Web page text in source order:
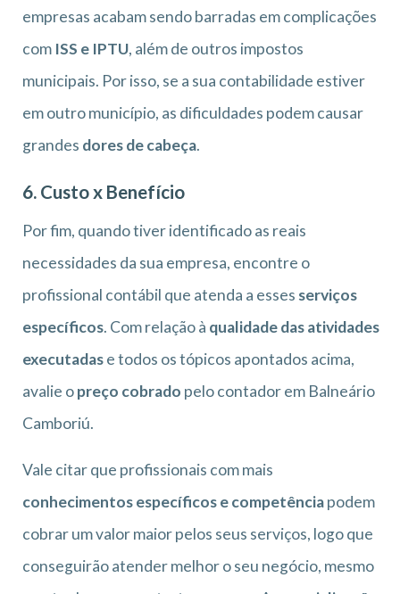
empresas acabam sendo barradas em complicações
com ISS e IPTU, além de outros impostos
municipais. Por isso, se a sua contabilidade estiver
em outro município, as dificuldades podem causar
grandes dores de cabeça.
6. Custo x Benefício
Por fim, quando tiver identificado as reais
necessidades da sua empresa, encontre o
profissional contábil que atenda a esses serviços
específicos. Com relação à qualidade das atividades
executadase todos os tópicos apontados acima,
avalie opreço cobrado pelo contador em Balneário
Camboriú.
Vale citar que profissionais com mais
conhecimentos específicos e competênciapodem
cobrar um valor maior pelos seus serviços, logo que
conseguirão atender melhor o seu negócio, mesmo